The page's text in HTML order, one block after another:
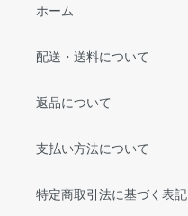
ホーム
配送・送料について
返品について
支払い方法について
特定商取引法に基づく表記